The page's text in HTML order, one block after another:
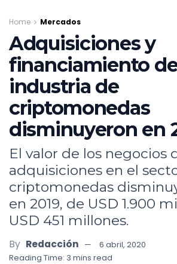
Home Mercados
Adquisiciones y
financiamiento
industria de
criptomonedas
disminuyeron en
El valor de los negocios
adquisiciones en el
criptomonedas
en 2019, de USD 1.900
USD 451 millones.
By Redacción
6 abril, 2020
Reading Time: 3 mins read